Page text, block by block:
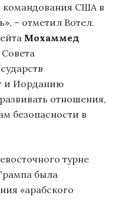
командования США в
– отметил Вотел.
Мохаммед
и Иорданию
отношения,
безопасности в
турне
была
«арабского